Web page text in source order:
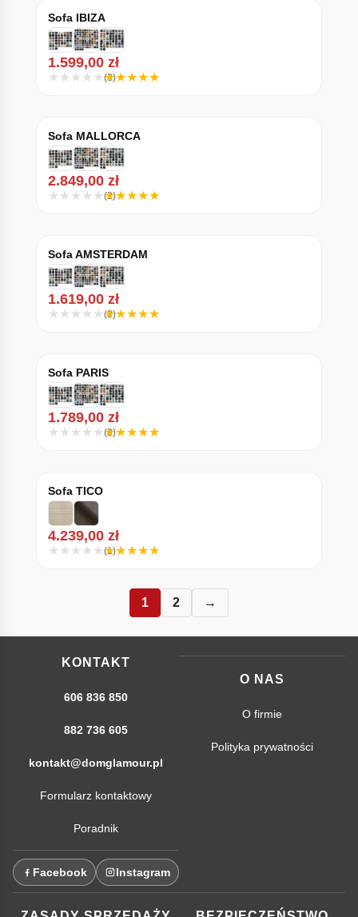
Sofa IBIZA
1.599,00 zł
(3)
Sofa MALLORCA
2.849,00 zł
(2)
Sofa AMSTERDAM
1.619,00 zł
(2)
Sofa PARIS
1.789,00 zł
(3)
Sofa TICO
4.239,00 zł
(1)
1 2 →
KONTAKT
606 836 850
882 736 605
kontakt@domglamour.pl
Formularz kontaktowy
Poradnik
Facebook Instagram
O NAS
O firmie
Polityka prywatności